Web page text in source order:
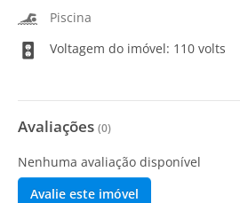
Piscina
Voltagem do imóvel: 110 volts
Avaliações (0)
Nenhuma avaliação disponível
Avalie este imóvel